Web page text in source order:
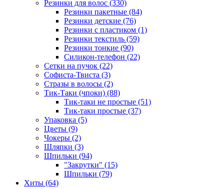
Резинки для волос (330)
Резинки пакетные (84)
Резинки детские (76)
Резинки с пластиком (1)
Резинки текстиль (59)
Резинки тонкие (90)
Силикон-телефон (22)
Сетки на пучок (22)
Софиста-Твиста (3)
Стразы в волосы (2)
Тик-Таки (чпоки) (88)
Тик-таки не простые (51)
Тик-таки простые (37)
Упаковка (5)
Цветы (9)
Чокеры (2)
Шляпки (3)
Шпильки (94)
"Закрутки" (15)
Шпильки (79)
Хиты (64)